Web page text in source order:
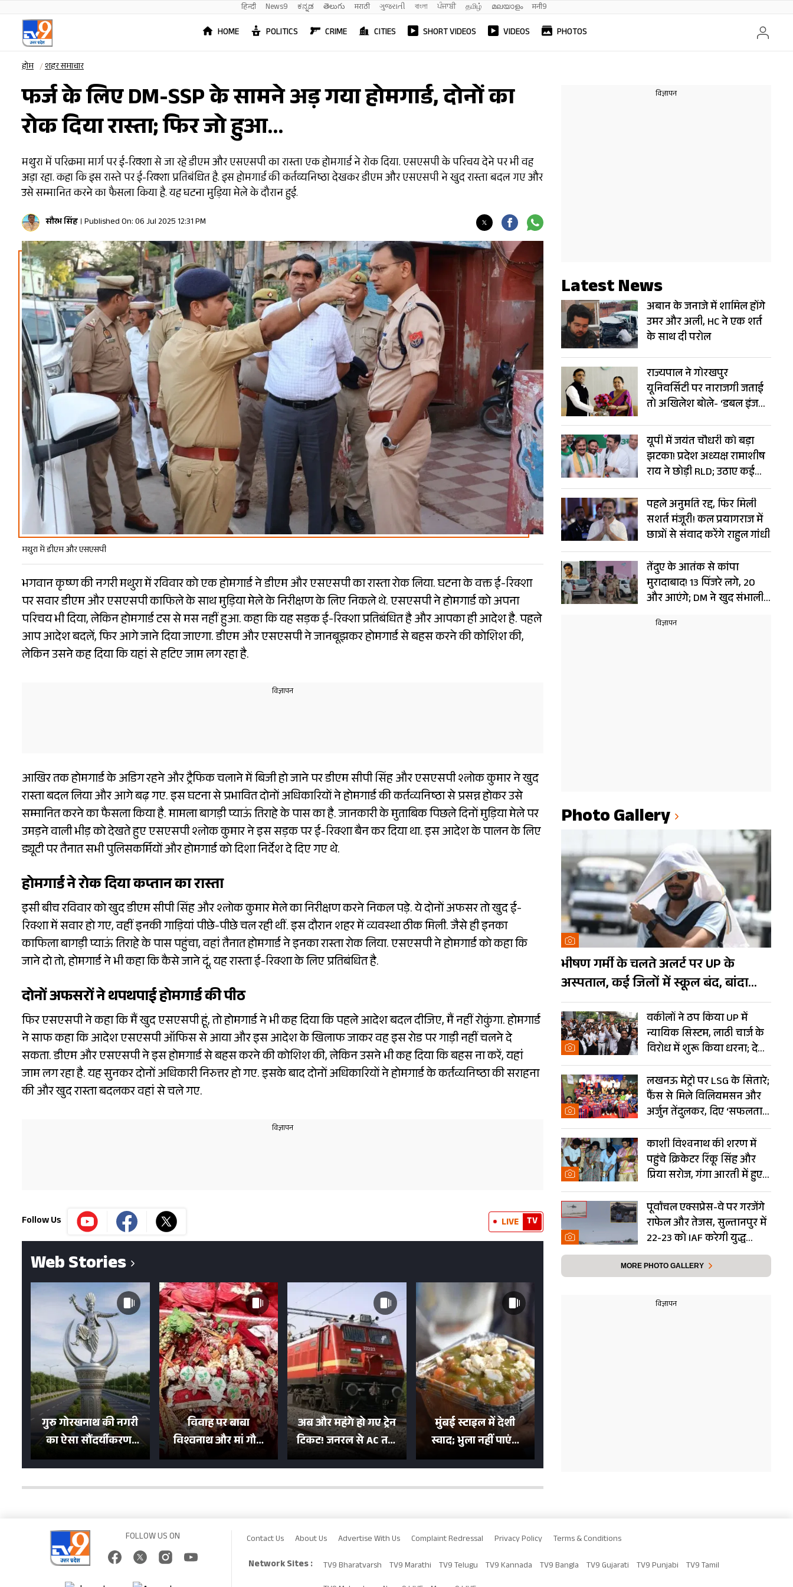
हिन्दी News9 ಕನ್ನಡ తెలుగు मराठी ગુજરાતી বাংলা ਪੰਜਾਬੀ தமிழ் മലയാളം मनी9
HOME POLITICS CRIME CITIES SHORT VIDEOS VIDEOS PHOTOS
होम शहर समाचार
फर्ज के लिए DM-SSP के सामने अड़ गया होमगार्ड, दोनों का
रोक दिया रास्ता; फिर जो हुआ…
मथुरा में परिक्रमा मार्ग पर ई-रिक्शा से जा रहे डीएम और एसएसपी का रास्ता एक होमगार्ड ने रोक दिया. एसएसपी के परिचय देने पर भी वह
अड़ा रहा. कहा कि इस रास्ते पर ई-रिक्शा प्रतिबंधित है. इस होमगार्ड की कर्तव्यनिष्ठा देखकर डीएम और एसएसपी ने खुद रास्ता बदल गए और
उसे सम्मानित करने का फैसला किया है. यह घटना मुड़िया मेले के दौरान हुई.
सौरभ सिंह Published On: 06 Jul 2025 12:31 PM
मथुरा में डीएम और एसएसपी
भगवान कृष्ण की नगरी मथुरा में रविवार को एक होमगार्ड ने डीएम और एसएसपी का रास्ता रोक लिया. घटना के वक्त ई-रिक्शा
पर सवार डीएम और एसएसपी काफिले के साथ मुड़िया मेले के निरीक्षण के लिए निकले थे. एसएसपी ने होमगार्ड को अपना
परिचय भी दिया, लेकिन होमगार्ड टस से मस नहीं हुआ. कहा कि यह सड़क ई-रिक्शा प्रतिबंधित है और आपका ही आदेश है. पहले
आप आदेश बदलें, फिर आगे जाने दिया जाएगा. डीएम और एसएसपी ने जानबूझकर होमगार्ड से बहस करने की कोशिश की,
लेकिन उसने कह दिया कि यहां से हटिए जाम लग रहा है.
आखिर तक होमगार्ड के अडिग रहने और ट्रैफिक चलाने में बिजी हो जाने पर डीएम सीपी सिंह और एसएसपी श्लोक कुमार ने खुद
रास्ता बदल लिया और आगे बढ़ गए. इस घटना से प्रभावित दोनों अधिकारियों ने होमगार्ड की कर्तव्यनिष्ठा से प्रसन्न होकर उसे
सम्मानित करने का फैसला किया है. मामला बागड़ी प्याऊं तिराहे के पास का है. जानकारी के मुताबिक पिछले दिनों मुड़िया मेले पर
उमड़ने वाली भीड़ को देखते हुए एसएसपी श्लोक कुमार ने इस सड़क पर ई-रिक्शा बैन कर दिया था. इस आदेश के पालन के लिए
ड्यूटी पर तैनात सभी पुलिसकर्मियों और होमगार्ड को दिशा निर्देश दे दिए गए थे.
होमगार्ड ने रोक दिया कप्तान का रास्ता
इसी बीच रविवार को खुद डीएम सीपी सिंह और श्लोक कुमार मेले का निरीक्षण करने निकल पड़े. ये दोनों अफसर तो खुद ई-
रिक्शा में सवार हो गए, वहीं इनकी गाड़ियां पीछे-पीछे चल रही थीं. इस दौरान शहर में व्यवस्था ठीक मिली. जैसे ही इनका
काफिला बागड़ी प्याऊं तिराहे के पास पहुंचा, वहां तैनात होमगार्ड ने इनका रास्ता रोक लिया. एसएसपी ने होमगार्ड को कहा कि
जाने दो तो, होमगार्ड ने भी कहा कि कैसे जाने दूं, यह रास्ता ई-रिक्शा के लिए प्रतिबंधित है.
दोनों अफसरों ने थपथपाई होमगार्ड की पीठ
फिर एसएसपी ने कहा कि मैं खुद एसएसपी हूं, तो होमगार्ड ने भी कह दिया कि पहले आदेश बदल दीजिए, मैं नहीं रोकुंगा. होमगार्ड
ने साफ कहा कि आदेश एसएसपी ऑफिस से आया और इस आदेश के खिलाफ जाकर वह इस रोड पर गाड़ी नहीं चलने दे
सकता. डीएम और एसएसपी ने इस होमगार्ड से बहस करने की कोशिश की, लेकिन उसने भी कह दिया कि बहस ना करें, यहां
जाम लग रहा है. यह सुनकर दोनों अधिकारी निरुत्तर हो गए. इसके बाद दोनों अधिकारियों ने होमगार्ड के कर्तव्यनिष्ठा की सराहना
की और खुद रास्ता बदलकर वहां से चले गए.
Follow Us LIVE TV
Web Stories
गुरु गोरखनाथ की नगरी
का ऐसा सौंदर्यीकरण!
मन मोह लेंगी शहर की
विवाह पर बाबा
विश्वनाथ और मां गौरा
को 6 लाख रुपये का
शगुन
अब और महंगे हो गए ट्रेन
टिकट! जनरल से AC तक
का बढ़ा किराया; दिल्ली
मुंबई स्टाइल में देशी
स्वाद; भुला नहीं पाएंगे
मुल्तानी छोले-पाव का
Latest News
अबान के जनाजे में शामिल होंगे
उमर और अली, HC ने एक शर्त
के साथ दी परोल
राज्यपाल ने गोरखपुर
यूनिवर्सिटी पर नाराजगी जताई
तो अखिलेश बोले- ‘डबल इंजन’
यूपी में जयंत चौधरी को बड़ा
झटका! प्रदेश अध्यक्ष रामाशीष
राय ने छोड़ी RLD; उठाए कई
सवाल
पहले अनुमति रद्द, फिर मिली
सशर्त मंजूरी! कल प्रयागराज में
छात्रों से संवाद करेंगे राहुल गांधी
तेंदुए के आतंक से कांपा
मुरादाबाद! 13 पिंजरे लगे, 20
और आएंगे; DM ने खुद संभाली
कमान
Photo Gallery
भीषण गर्मी के चलते अलर्ट पर UP के
अस्पताल, कई जिलों में स्कूल बंद, बांदा
दुनिया का तीसरा सबसे गर्म शहर
वकीलों ने ठप किया UP में
न्यायिक सिस्टम, लाठी चार्ज के
विरोध में शुरू किया धरना; देखें
Photos
लखनऊ मेट्रो पर LSG के सितारे;
फैंस से मिले विलियमसन और
अर्जुन तेंदुलकर, दिए ‘सफलता
के मंत्र’- PHOTOS
काशी विश्वनाथ की शरण में
पहुंचे क्रिकेटर रिंकू सिंह और
प्रिया सरोज, गंगा आरती में हुए
शामिल- Photos
पूर्वांचल एक्सप्रेस-वे पर गरजेंगे
राफेल और तेजस, सुल्तानपुर में
22-23 को IAF करेगी युद्ध
अभ्यास
MORE PHOTO GALLERY
FOLLOW US ON Contact Us About Us Advertise With Us Complaint Redressal Privacy Policy Terms & Conditions
Network Sites : TV9 Bharatvarsh TV9 Marathi TV9 Telugu TV9 Kannada TV9 Bangla TV9 Gujarati TV9 Punjabi TV9 Tamil